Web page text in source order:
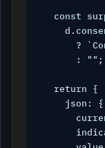
const
?
      : "";
  return {
    json: {